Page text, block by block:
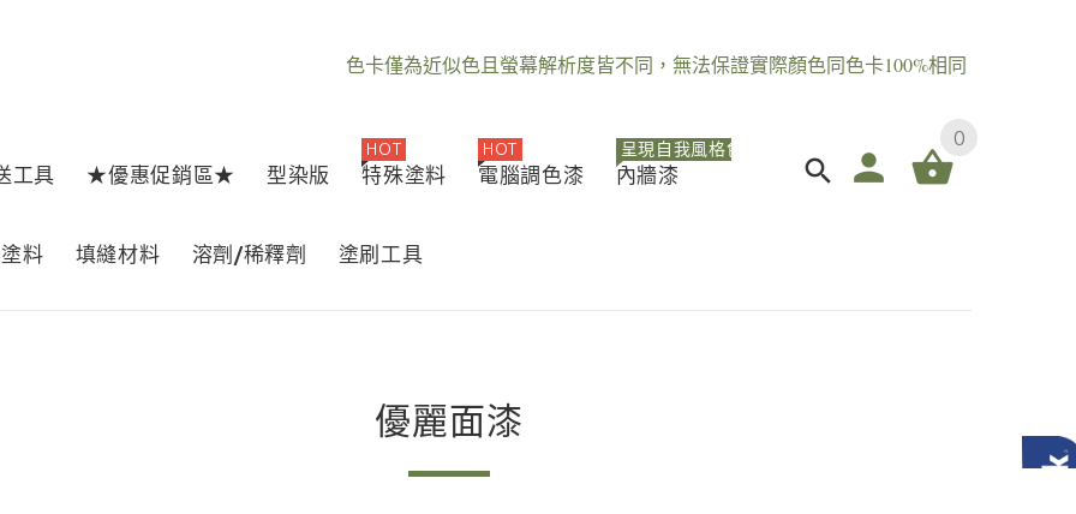
色卡僅為近似色且螢幕解析度皆不同，無法保證實際顏色同色卡100%相同
工具 ★優惠促銷區★ 型染版 特殊塗料
HOT
電腦調色漆
HOT
內牆漆
呈現自我風格色
料 填縫材料 溶劑/稀釋劑 塗刷工具
0
優麗面漆